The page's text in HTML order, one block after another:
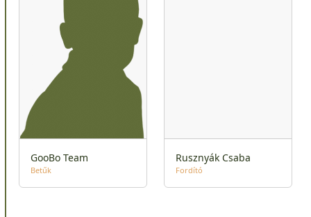
GooBo Team
Betűk
Rusznyák Csaba
Fordító